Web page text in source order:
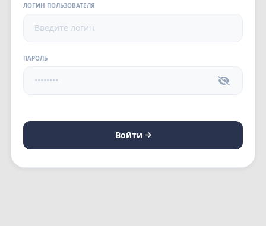
ЛОГИН ПОЛЬЗОВАТЕЛЯ
ПАРОЛЬ
Войти